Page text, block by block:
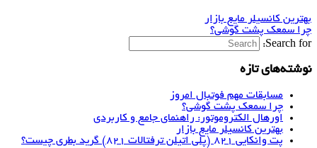
بهترین کانسیلر مایع بازار
چرا سمعک پشت گوشی؟
Search for:
نوشته‌های تازه
مسابقات مهم فوتبال امروز
چرا سمعک پشت گوشی؟
اورهال الکتروموتور: راهنمای جامع و کاربردی
بهترین کانسیلر مایع بازار
پت وانکایی ۸۲۱ (پلی اتیلن ترفتالات ۸۲۱) گرید بطری چیست؟